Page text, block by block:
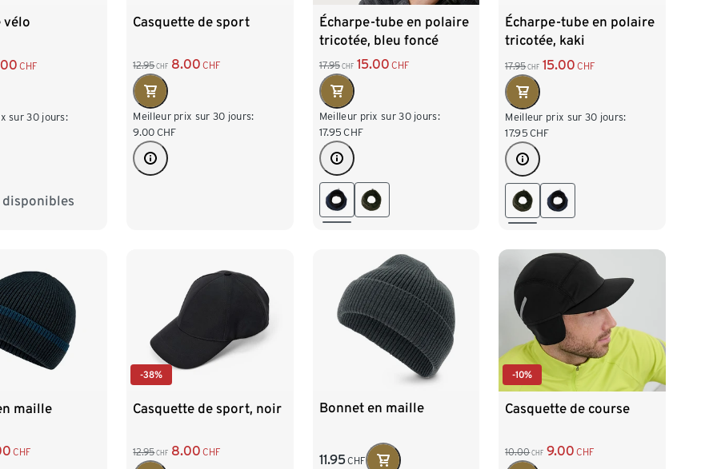
vélo
CHF
sur 30 jours:
disponibles
XL
Casquette de sport
12.95 CHF 8.00 CHF
Meilleur prix sur 30 jours:
9.00 CHF
Écharpe-tube en polaire
tricotée, bleu foncé
17.95 CHF 15.00 CHF
Meilleur prix sur 30 jours:
17.95 CHF
Écharpe-tube en polaire
tricotée, kaki
17.95 CHF 15.00 CHF
Meilleur prix sur 30 jours:
17.95 CHF
maille
CHF
-38%
Casquette de sport, noir
12.95 CHF 8.00 CHF
Bonnet en maille
11.95CHF
-10%
Casquette de course
10.00 CHF 9.00 CHF